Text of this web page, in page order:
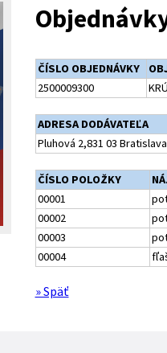
ČÍSLO OBJEDNÁVKY
2500009300
ADRESA DODÁVATEĽA
Pluhová 2,831 03
ČÍSLO POLOŽKY
00001
00002
00003
00004
» Späť